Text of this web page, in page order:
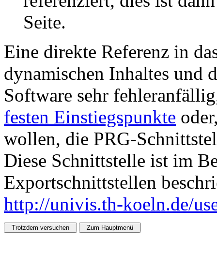
Seite.
Eine direkte Referenz in
dynamischen Inhaltes und
Software sehr
festen Einstiegspunkte
wollen, die PRG-
Diese Schnittstelle ist im
Exportschnittstellen
http://univis.th-koeln.de/